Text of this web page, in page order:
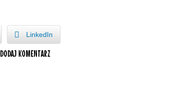
LinkedIn
DODAJ KOMENTARZ